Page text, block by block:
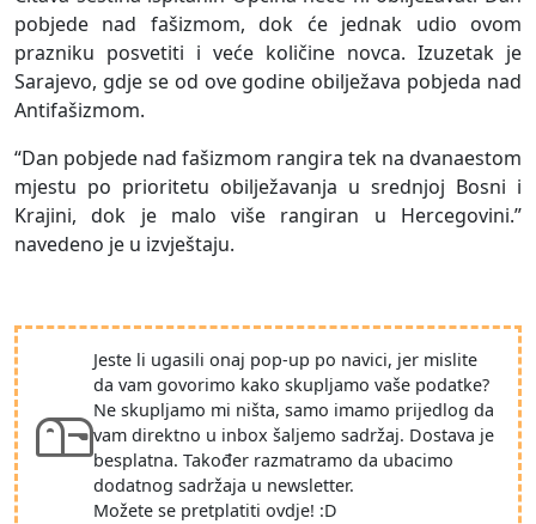
pobjede nad fašizmom, dok će jednak udio ovom
prazniku posvetiti i veće količine novca. Izuzetak je
Sarajevo, gdje se od ove godine obilježava pobjeda nad
Antifašizmom.
“Dan pobjede nad fašizmom rangira tek na dvanaestom
mjestu po prioritetu obilježavanja u srednjoj Bosni i
Krajini, dok je malo više rangiran u Hercegovini.”
navedeno je u izvještaju.
Jeste li ugasili onaj pop-up po navici, jer mislite
da vam govorimo kako skupljamo vaše podatke?
Ne skupljamo mi ništa, samo imamo prijedlog da
vam direktno u inbox šaljemo sadržaj. Dostava je
besplatna. Također razmatramo da ubacimo
dodatnog sadržaja u newsletter.
Možete se pretplatiti ovdje! :D